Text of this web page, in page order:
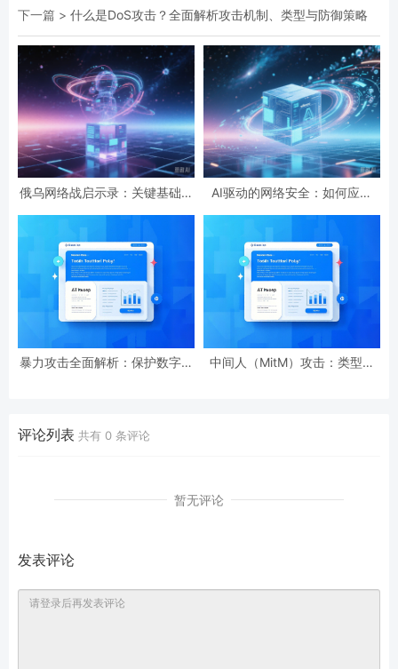
下一篇 > 什么是DoS攻击？全面解析攻击机制、类型与防御策略
俄乌网络战启示录：关键基础设
AI驱动的网络安全：如何应对
暴力攻击全面解析：保护数字安
中间人（MitM）攻击：类型、
评论列表 共有 0 条评论
暂无评论
发表评论